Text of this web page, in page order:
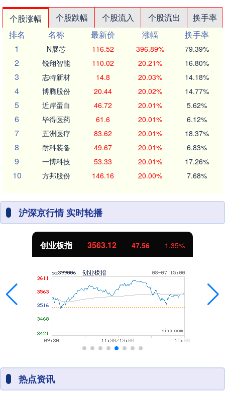
个股涨幅 个股跌幅 个股流入 个股流出
换手率
排名
名称 最新价 涨幅
换手率
1
N展芯 116.52 396.89% 79.39%
2 锐翔智能 110.02 20.21% 16.80%
3 志特新材 14.8 20.03% 14.18%
4 博腾股份 20.44 20.02% 14.77%
5 近岸蛋白 46.72 20.01% 5.62%
6 毕得医药 61.6 20.01% 6.12%
7 五洲医疗 83.62 20.01% 18.37%
8 耐科装备 49.67 20.01% 6.83%
9 一博科技 53.33 20.01% 17.26%
10 方邦股份 146.16 20.00% 7.68%
沪深京行情 实时轮播
创业板指 3563.12 47.56 1.35%
热点资讯